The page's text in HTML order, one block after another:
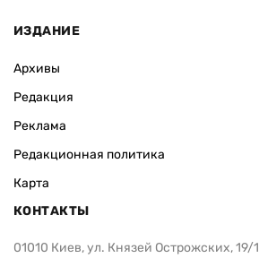
ИЗДАНИЕ
Архивы
Редакция
Реклама
Редакционная политика
Карта
КОНТАКТЫ
01010 Киев, ул. Князей Острожских, 19/1